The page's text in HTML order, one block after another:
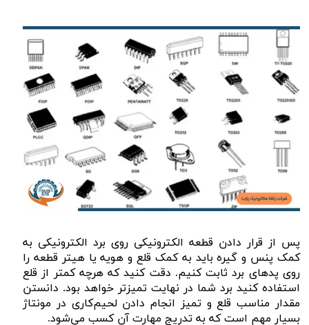
پس از قرار دادن قطعه الکترونیکی روی برد الکترونیکی به
کمک پنس و گیره باید به کمک قلع و هویه یا هیتر قطعه را
روی پد‌های برد ثابت کنیم. دقت کنید که هرچه کمتر از قلع
استفاده کنید برد شما در نهایت تمیز‌تر خواهد بود. دانستن
مقدار مناسب قلع و تمیز انجام دادن لحیم‌کاری در مونتاژ
بسیار مهم است که به تدریج مهارت آن کسب می‌شود.